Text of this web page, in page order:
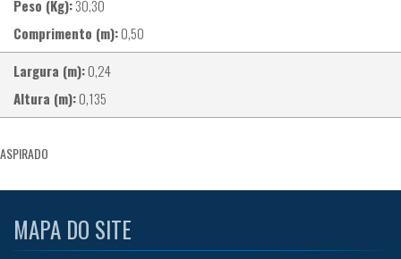
Peso (Kg):30,30
Comprimento (m):0,50
Largura (m):0,24
Altura (m):0,135
ASPIRADO
MAPA DO SITE